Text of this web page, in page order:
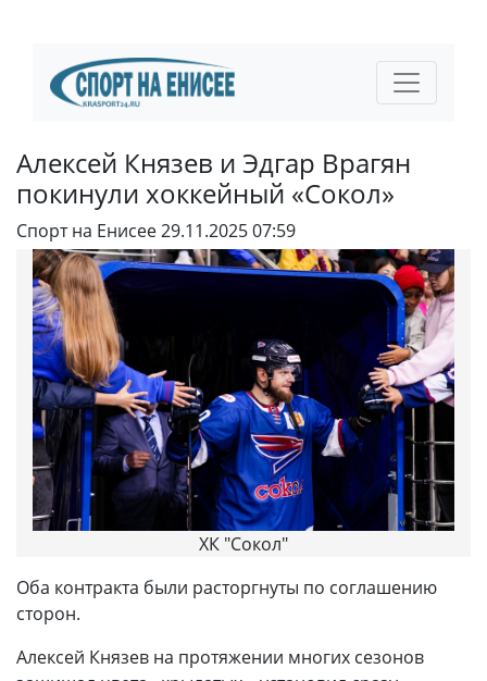
Алексей Князев и Эдгар Врагян
покинули хоккейный «Сокол»
Спорт на Енисее29.11.2025 07:59
ХК "Сокол"
Оба контракта были расторгнуты по соглашению
сторон.
Алексей Князев на протяжении многих сезонов